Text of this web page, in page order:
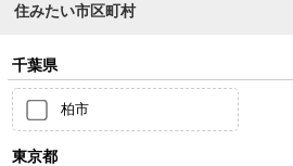
住みたい市区町村
千葉県
柏市
東京都